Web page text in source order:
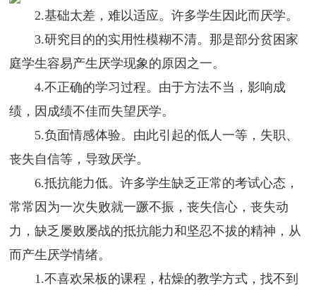
2.基础太差，难以适应。许多学生因此而厌学。
3.研究目的的实用性模糊不清。那是部分贫困家
庭学生容易产生厌学现象的原因之一。
4.不正确的学习过程。由于方法不当，影响成
绩，因成绩不佳而失望厌学。
5.负面情感体验。由此引起的低人一等，失职、
丧失自信等，导致厌学。
6.抵抗能力低。许多学生缺乏正常的考试心态，
常常因为一次失败就一蹶不振，丧失信心，丧失动
力，缺乏屡败屡战的抵抗能力和坚忍不拔的精神，从
而产生厌学情绪。
1.不喜欢呆板的课程，枯燥的教学方式，找不到